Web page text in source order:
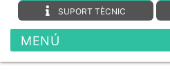
SUPORT TÈCNIC
MENÚ